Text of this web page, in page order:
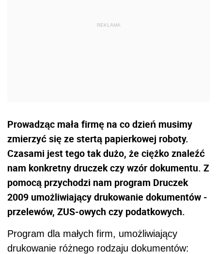
Prowadząc mała firmę na co dzień musimy
zmierzyć się ze stertą papierkowej roboty.
Czasami jest tego tak dużo, że ciężko znaleźć
nam konkretny druczek czy wzór dokumentu. Z
pomocą przychodzi nam program Druczek
2009 umożliwiający drukowanie dokumentów -
przelewów, ZUS-owych czy podatkowych.
Program dla małych firm, umożliwiający
drukowanie różnego rodzaju dokumentów: